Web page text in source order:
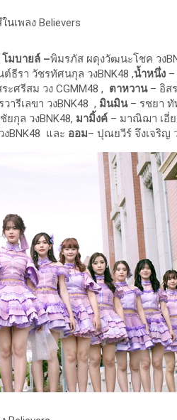
โมบายล์ –พิมรภัส ผดุงวัฒนะโชค วง
ต์ธีรา วัชรทัศนกุล วงBNK48 ,น้ำหนึ่ง
ะศรีสม วง CGMM48 , ตาหวาน– อิส
ารีเลขา วงBNK48 , มินมิน– รชยา
กุล วงBNK48, มามิ้งค์ – มาณิฌา เอี่ย
BNK48 และ ออม– ปุณยวีร์ จึงเจริญ ว